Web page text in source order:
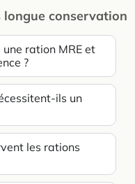
conservation
ration MRE et
?
ils un
les rations